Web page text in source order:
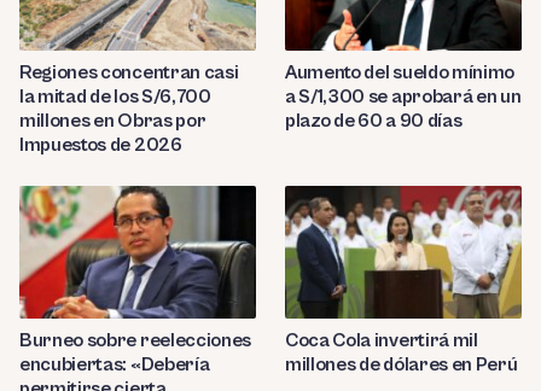
Regiones concentran casi
la mitad de los S/6,700
millones en Obras por
Impuestos de 2026
Aumento del sueldo mínimo
a S/1,300 se aprobará en un
plazo de 60 a 90 días
Burneo sobre reelecciones
encubiertas: «Debería
Coca Cola invertirá mil
millones de dólares en Perú